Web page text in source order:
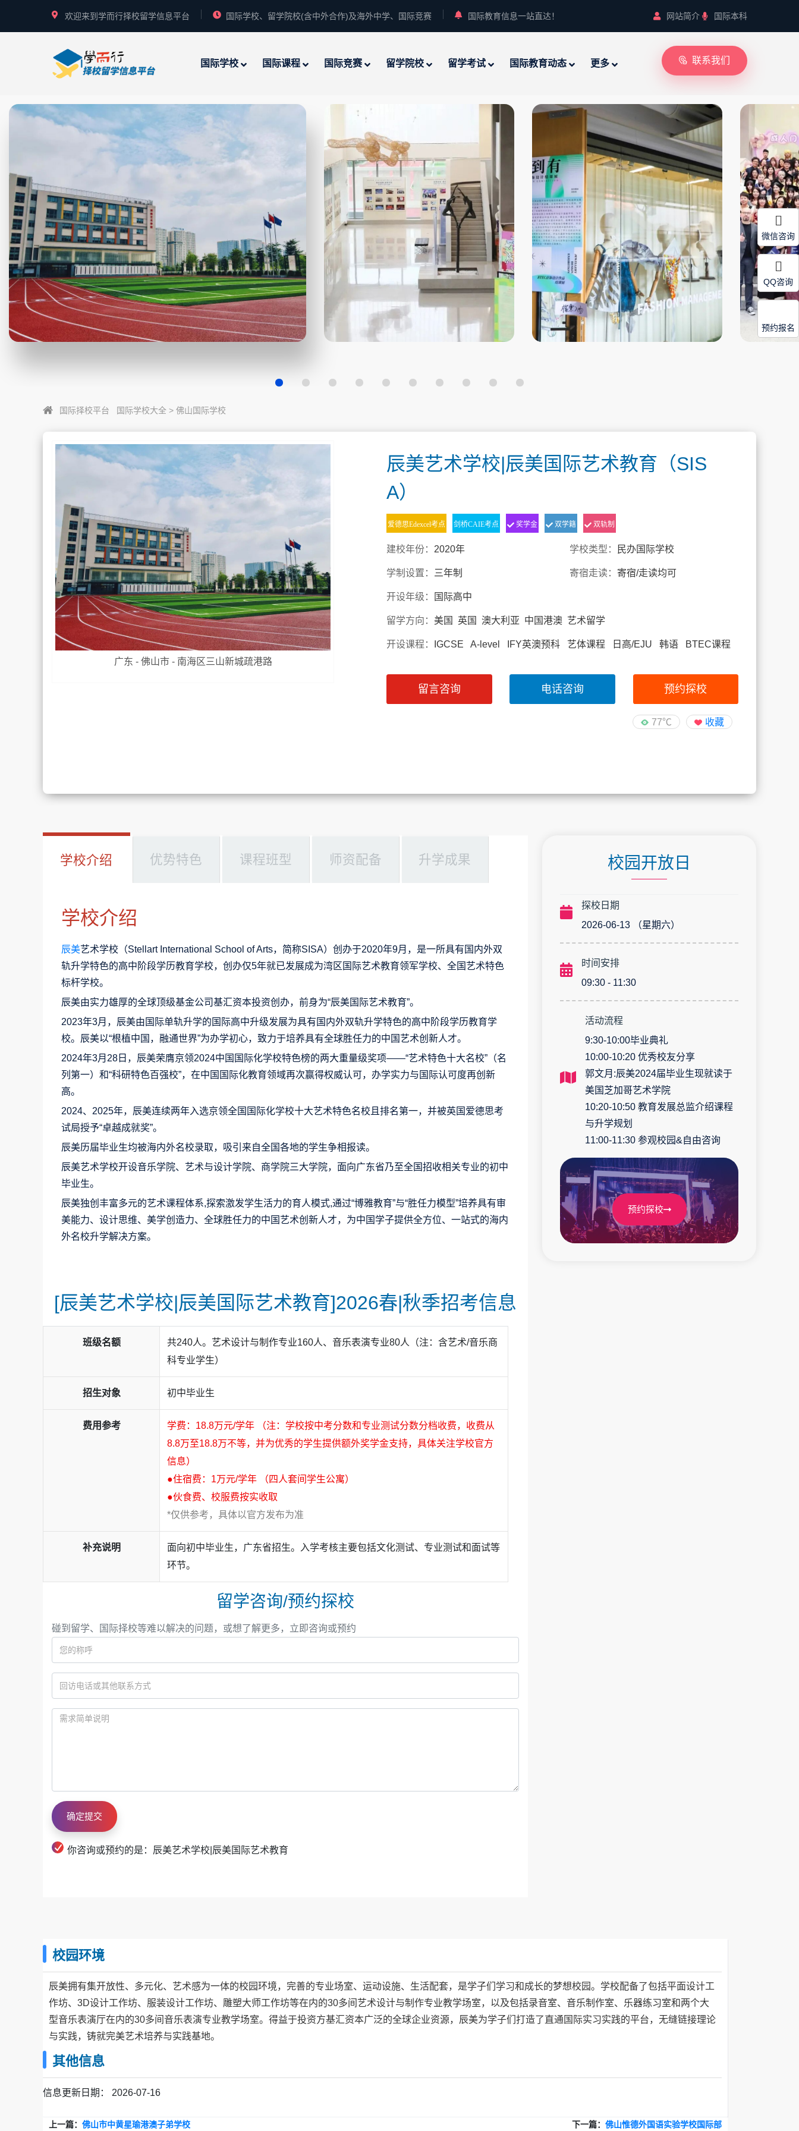
欢迎来到学而行择校留学信息平台 国际学校、留学院校(含中外合作)及海外中学、国际竞赛 国际教育信息一站直达！ 网站简介 国际本科
国际学校 国际课程 国际竞赛 留学院校 留学考试 国际教育动态 更多 联系我们
国际择校平台 国际学校大全 > 佛山国际学校
广东 - 佛山市 - 南海区三山新城疏港路
辰美艺术学校|辰美国际艺术教育（SIS
A）
爱德思Edexcel考点 剑桥CAIE考点 奖学金 双学籍 双轨制
建校年份： 2020年 学校类型： 民办国际学校
学制设置： 三年制 寄宿走读： 寄宿/走读均可
开设年级： 国际高中
留学方向： 美国 英国 澳大利亚 中国港澳 艺术留学
开设课程： IGCSE A-level IFY英澳预科 艺体课程 日高/EJU 韩语 BTEC课程
留言咨询 电话咨询 预约探校
77℃ 收藏
学校介绍 优势特色 课程班型 师资配备 升学成果
学校介绍
辰美艺术学校（Stellart International School of Arts，简称SISA）创办于2020年9月，是一所具有国内外双
轨升学特色的高中阶段学历教育学校，创办仅5年就已发展成为湾区国际艺术教育领军学校、全国艺术特色
标杆学校。
辰美由实力雄厚的全球顶级基金公司基汇资本投资创办，前身为“辰美国际艺术教育”。
2023年3月，辰美由国际单轨升学的国际高中升级发展为具有国内外双轨升学特色的高中阶段学历教育学
校。辰美以“根植中国，融通世界”为办学初心，致力于培养具有全球胜任力的中国艺术创新人才。
2024年3月28日，辰美荣膺京领2024中国国际化学校特色榜的两大重量级奖项——“艺术特色十大名校”（名
列第一）和“科研特色百强校”，在中国国际化教育领域再次赢得权威认可，办学实力与国际认可度再创新
高。
2024、2025年，辰美连续两年入选京领全国国际化学校十大艺术特色名校且排名第一，并被英国爱德思考
试局授予“卓越成就奖”。
辰美历届毕业生均被海内外名校录取，吸引来自全国各地的学生争相报读。
辰美艺术学校开设音乐学院、艺术与设计学院、商学院三大学院，面向广东省乃至全国招收相关专业的初中
毕业生。
辰美独创丰富多元的艺术课程体系,探索激发学生活力的育人模式,通过“博雅教育”与“胜任力模型”培养具有审
美能力、设计思维、美学创造力、全球胜任力的中国艺术创新人才，为中国学子提供全方位、一站式的海内
外名校升学解决方案。
英语、意大利语、日
语、韩语
提供多元的升学路径
种素养转化为可深耕的学术志业与专业技能。
辰美艺术学校通过丰富多元的课程体系与小班制个性化教学，支持学生在艺术、音乐与商科的实践活动中将
知识转化为能力。此外，学校与广泛的全球企业资源相结合，为学子搭建了直通国际实习实践的平台，促进
封世界名校录取offer，奖
万元，录取足迹覆盖英国（209份录取）、美国（49份录取）、澳大利亚（24份录
取）、加拿大（2份录取）、新西兰（1份录取）、新加坡（4份录取）、中国（含内地及香港共13份录取）
及日本（1份录取），其中QS综合排名前50院校录取率超92%。
，辰美展现了无可争议的统治力。伦敦艺术大学（UAL）狂揽47封本科录取offer，其中中
央圣马丁学院占5封。UAL录取率连续多年保持95% 以上，为大湾区之首、全国领先。爱丁堡大学同样向辰
乐学子实现伯克利音乐学院本科录取率100%
。
综合名校方向同样捷报频传。 英国方向
澳洲方向 ，澳洲八大名校累计收获20封录取。
院录取2封。
[辰美艺术学校|辰美国际艺术教育]2026春|秋季招考信息
班级名额
共240人。艺术设计与制作专业160人、音乐表演专业80人（注：含艺术/音乐商
科专业学生）
招生对象 初中毕业生
费用参考
学费：18.8万元/学年 （注：学校按中考分数和专业测试分数分档收费，收费从
8.8万至18.8万不等，并为优秀的学生提供额外奖学金支持，具体关注学校官方
信息）
●住宿费：1万元/学年 （四人套间学生公寓）
●伙食费、校服费按实收取
*仅供参考，具体以官方发布为准
补充说明
面向初中毕业生，广东省招生。入学考核主要包括文化测试、专业测试和面试等
环节。
留学咨询/预约探校
碰到留学、国际择校等难以解决的问题，或想了解更多，立即咨询或预约
你咨询或预约的是：辰美艺术学校|辰美国际艺术教育
校园开放日
探校日期
2026-06-13 （星期六）
时间安排
09:30 - 11:30
活动流程
9:30-10:00毕业典礼
10:00-10:20 优秀校友分享
郭文月:辰美2024届毕业生现就读于
美国芝加哥艺术学院
10:20-10:50 教育发展总监介绍课程
与升学规划
11:00-11:30 参观校园&自由咨询
预约探校
校园环境
辰美拥有集开放性、多元化、艺术感为一体的校园环境，完善的专业场室、运动设施、生活配套，是学子们学习和成长的梦想校园。学校配备了包括平面设计工
作坊、3D设计工作坊、服装设计工作坊、雕塑大师工作坊等在内的30多间艺术设计与制作专业教学场室，以及包括录音室、音乐制作室、乐器练习室和两个大
型音乐表演厅在内的30多间音乐表演专业教学场室。得益于投资方基汇资本广泛的全球企业资源，辰美为学子们打造了直通国际实习实践的平台，无缝链接理论
与实践，铸就完美艺术培养与实践基地。
其他信息
信息更新日期： 2026-07-16
上一篇： 佛山市中黄星瑜港澳子弟学校 下一篇： 佛山惟德外国语实验学校国际部
微信咨询
QQ咨询
预约报名